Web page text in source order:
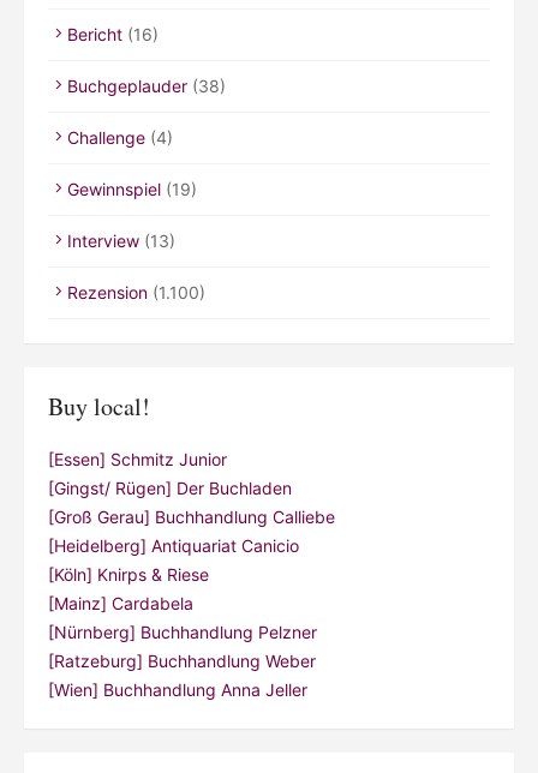
Bericht (16)
Buchgeplauder (38)
Challenge (4)
Gewinnspiel (19)
Interview (13)
Rezension (1.100)
Buy local!
[Essen] Schmitz Junior
[Gingst/ Rügen] Der Buchladen
[Groß Gerau] Buchhandlung Calliebe
[Heidelberg] Antiquariat Canicio
[Köln] Knirps & Riese
[Mainz] Cardabela
[Nürnberg] Buchhandlung Pelzner
[Ratzeburg] Buchhandlung Weber
[Wien] Buchhandlung Anna Jeller